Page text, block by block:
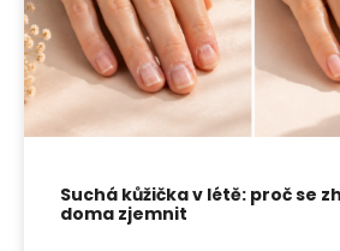
Suchá kůžička v létě: proč se
doma zjemnit